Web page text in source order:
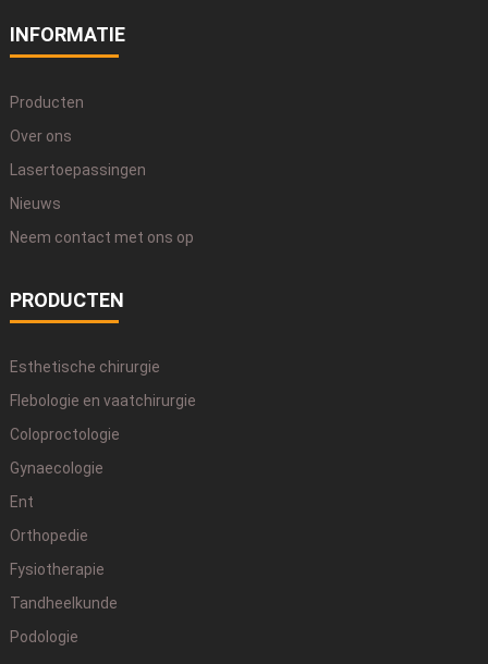
INFORMATIE
Producten
Over ons
Lasertoepassingen
Nieuws
Neem contact met ons op
PRODUCTEN
Esthetische chirurgie
Flebologie en vaatchirurgie
Coloproctologie
Gynaecologie
Ent
Orthopedie
Fysiotherapie
Tandheelkunde
Podologie